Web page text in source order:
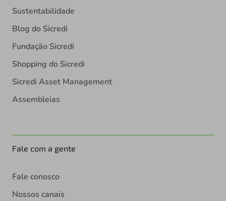
Sustentabilidade
Blog do Sicredi
Fundação Sicredi
Shopping do Sicredi
Sicredi Asset Management
Assembleias
Fale com a gente
Fale conosco
Nossos canais